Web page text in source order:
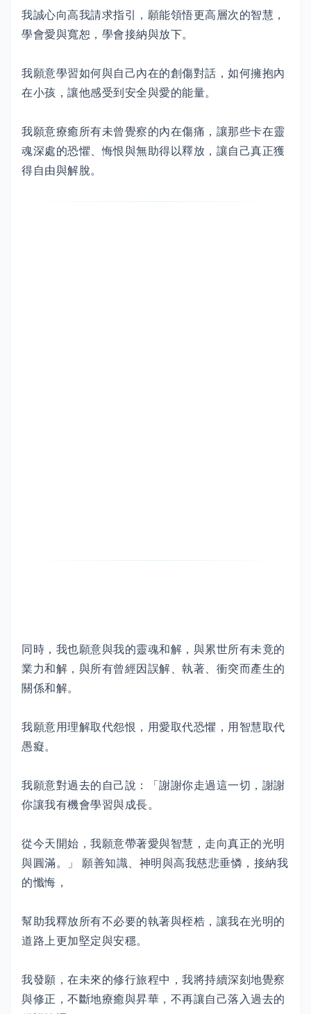
我誠心向高我請求指引，願能領悟更高層次的智慧，
學會愛與寬恕，學會接納與放下。
我願意學習如何與自己內在的創傷對話，如何擁抱內
在小孩，讓他感受到安全與愛的能量。
我願意療癒所有未曾覺察的內在傷痛，讓那些卡在靈
魂深處的恐懼、悔恨與無助得以釋放，讓自己真正獲
得自由與解脫。
同時，我也願意與我的靈魂和解，與累世所有未竟的
業力和解，與所有曾經因誤解、執著、衝突而產生的
關係和解。
我願意用理解取代怨恨，用愛取代恐懼，用智慧取代
愚癡。
我願意對過去的自己說：「謝謝你走過這一切，謝謝
你讓我有機會學習與成長。
從今天開始，我願意帶著愛與智慧，走向真正的光明
與圓滿。」 願善知識、神明與高我慈悲垂憐，接納我
的懺悔，
幫助我釋放所有不必要的執著與桎梏，讓我在光明的
道路上更加堅定與安穩。
我發願，在未來的修行旅程中，我將持續深刻地覺察
與修正，不斷地療癒與昇華，不再讓自己落入過去的